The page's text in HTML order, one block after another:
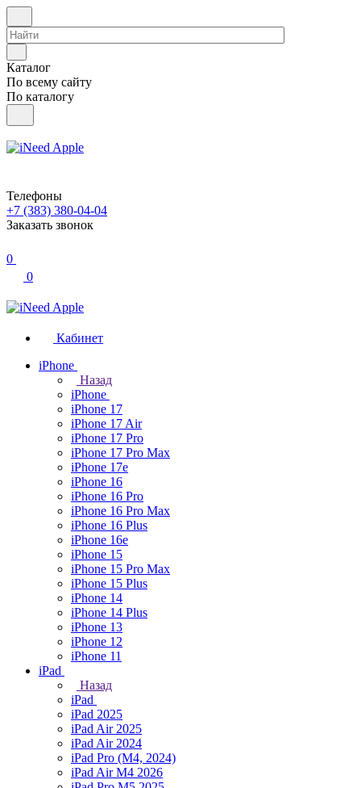
Каталог
По всему сайту
По каталогу
Телефоны
+7 (383) 380-04-04
Заказать звонок
0
0
Кабинет
iPhone
Назад
iPhone
iPhone 17
iPhone 17 Air
iPhone 17 Pro
iPhone 17 Pro Max
iPhone 17e
iPhone 16
iPhone 16 Pro
iPhone 16 Pro Max
iPhone 16 Plus
iPhone 16e
iPhone 15
iPhone 15 Pro Max
iPhone 15 Plus
iPhone 14
iPhone 14 Plus
iPhone 13
iPhone 12
iPhone 11
iPad
Назад
iPad
iPad 2025
iPad Air 2025
iPad Air 2024
iPad Pro (M4, 2024)
iPad Air M4 2026